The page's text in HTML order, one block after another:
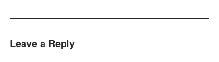
Leave a Reply